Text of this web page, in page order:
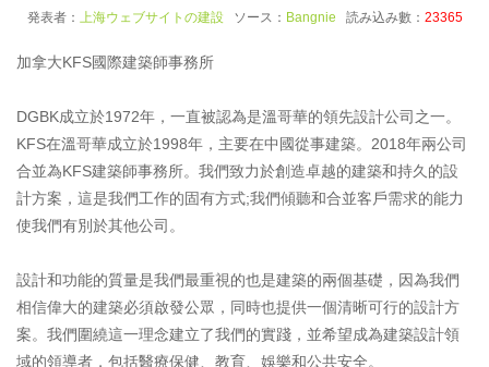
発表者： 上海ウェブサイトの建設 ソース： Bangnie 読み込み數： 23365
加拿大KFS國際建築師事務所
DGBK成立於1972年，一直被認為是溫哥華的領先設計公司之一。
KFS在溫哥華成立於1998年，主要在中國從事建築。2018年兩公司
合並為KFS建築師事務所。我們致力於創造卓越的建築和持久的設
計方案，這是我們工作的固有方式;我們傾聽和合並客戶需求的能力
使我們有別於其他公司。
設計和功能的質量是我們最重視的也是建築的兩個基礎，因為我們
相信偉大的建築必須啟發公眾，同時也提供一個清晰可行的設計方
案。我們圍繞這一理念建立了我們的實踐，並希望成為建築設計領
域的領導者，包括醫療保健、教育、娛樂和公共安全。